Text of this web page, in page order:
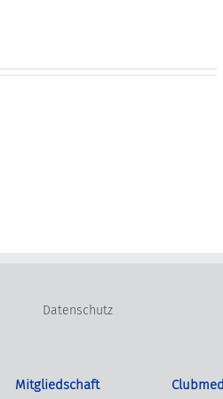
Datenschutz
Mitgliedschaft